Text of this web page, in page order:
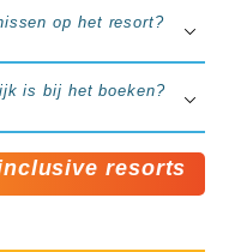
op het resort?
is bij het boeken?
resorts